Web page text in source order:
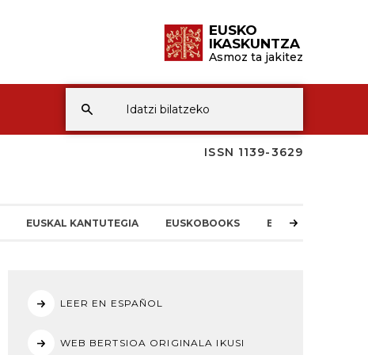
EUSKO
IKASKUNTZA
Asmoz ta jakitez
ISSN 1139-3629
EUSKAL KANTUTEGIA EUSKOBOOKS EI-REN BERRIAK
LEER EN ESPAÑOL
WEB BERTSIOA ORIGINALA IKUSI